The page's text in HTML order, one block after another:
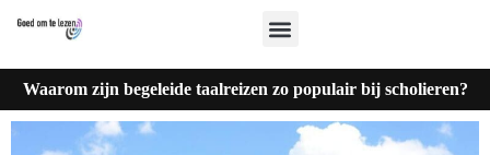
Waarom zijn begeleide taalreizen zo populair bij scholieren?